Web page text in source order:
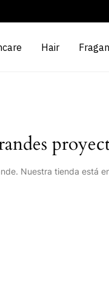
Hair
Nuestra tienda está